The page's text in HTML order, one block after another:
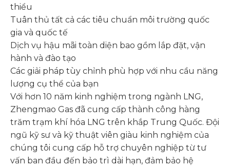
thiểu
Tuân thủ tất cả các tiêu chuẩn môi trường quốc
gia và quốc tế
Dịch vụ hậu mãi toàn diện bao gồm lắp đặt, vận
hành và đào tạo
Các giải pháp tùy chỉnh phù hợp với nhu cầu năng
lượng cụ thể của bạn
Với hơn 10 năm kinh nghiệm trong ngành LNG,
Zhengmao Gas đã cung cấp thành công hàng
trăm trạm khí hóa LNG trên khắp Trung Quốc. Đội
ngũ kỹ sư và kỹ thuật viên giàu kinh nghiệm của
chúng tôi cung cấp hỗ trợ chuyên nghiệp từ tư
vấn ban đầu đến bảo trì dài hạn, đảm bảo hệ